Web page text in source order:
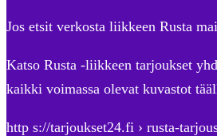
Jos etsit verkosta liikkeen Rusta
Katso Rusta -liikkeen tarjoukset
kaikki voimassa olevat kuvastot
http s://tarjoukset24.fi › rusta-